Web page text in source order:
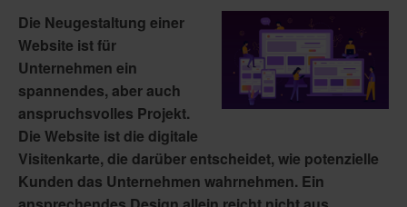
Die Neugestaltung einer
Website ist für
Unternehmen ein
spannendes, aber auch
anspruchsvolles Projekt.
Die Website ist die digitale
Visitenkarte, die darüber entscheidet, wie potenzielle
Kunden das Unternehmen wahrnehmen. Ein